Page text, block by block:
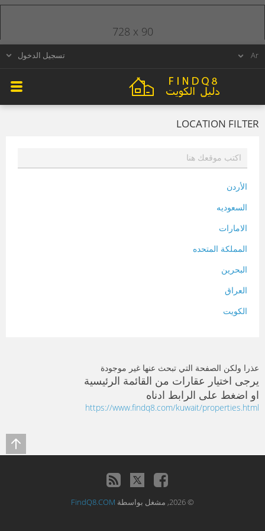
تسجيل الدخول
LOCATION FILTER
الأردن
السعوديه
الامارات
المملكة المتحده
البحرين
العراق
الكويت
سلطنة عمان
فلسطين
قطر
تونس
عذرا ولكن الصفحة التي تبحث عنها غير موجودة
يرجى اختيار عقارات من القائمة الرئيسية
او اضغط على الرابط ادناه
https://www.findq8.com/kuwait/properties.html
728 x 90
© 2026, مشغل بواسطة FindQ8.COM